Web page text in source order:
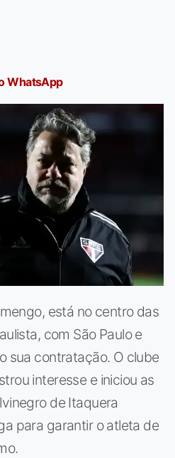
WhatsApp
está no centro das
com São Paulo e
sua contratação. O clube
interesse e iniciou as
de Itaquera
para garantir o atleta de